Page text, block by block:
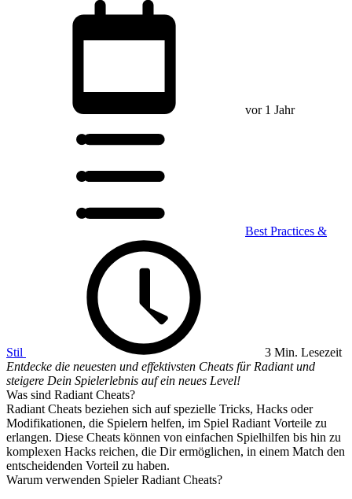
vor 1 Jahr
Best Practices &
Stil
3 Min. Lesezeit
Entdecke die neuesten und effektivsten Cheats für Radiant und
steigere Dein Spielerlebnis auf ein neues Level!
Was sind Radiant Cheats?
Radiant Cheats beziehen sich auf spezielle Tricks, Hacks oder
Modifikationen, die Spielern helfen, im Spiel Radiant Vorteile zu
erlangen. Diese Cheats können von einfachen Spielhilfen bis hin zu
komplexen Hacks reichen, die Dir ermöglichen, in einem Match den
entscheidenden Vorteil zu haben.
Warum verwenden Spieler Radiant Cheats?